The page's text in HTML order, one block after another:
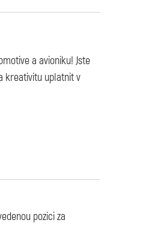
a avioniku! Jste
kreativitu uplatnit v
pozici za